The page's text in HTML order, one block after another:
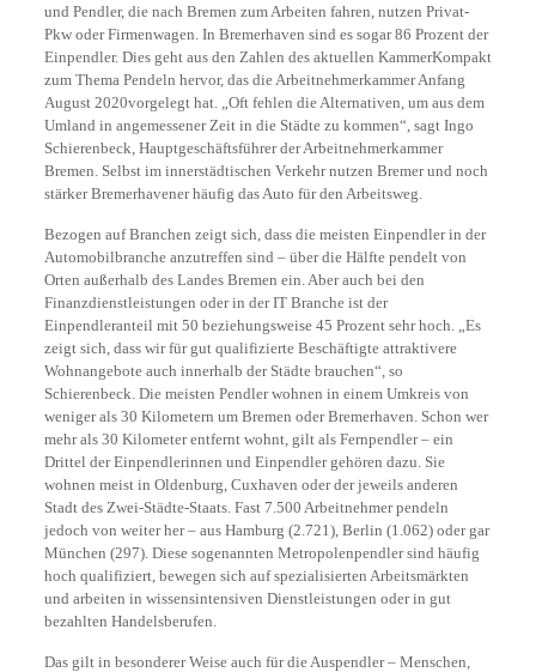
und Pendler, die nach Bremen zum Arbeiten fahren, nutzen Privat-
Pkw oder Firmenwagen. In Bremerhaven sind es sogar 86 Prozent der
Einpendler. Dies geht aus den Zahlen des aktuellen KammerKompakt
zum Thema Pendeln hervor, das die Arbeitnehmerkammer Anfang
August 2020vorgelegt hat. „Oft fehlen die Alternativen, um aus dem
Umland in angemessener Zeit in die Städte zu kommen“, sagt Ingo
Schierenbeck, Hauptgeschäftsführer der Arbeitnehmerkammer
Bremen. Selbst im innerstädtischen Verkehr nutzen Bremer und noch
stärker Bremerhavener häufig das Auto für den Arbeitsweg.
Bezogen auf Branchen zeigt sich, dass die meisten Einpendler in der
Automobilbranche anzutreffen sind – über die Hälfte pendelt von
Orten außerhalb des Landes Bremen ein. Aber auch bei den
Finanzdienstleistungen oder in der IT Branche ist der
Einpendleranteil mit 50 beziehungsweise 45 Prozent sehr hoch. „Es
zeigt sich, dass wir für gut qualifizierte Beschäftigte attraktivere
Wohnangebote auch innerhalb der Städte brauchen“, so
Schierenbeck. Die meisten Pendler wohnen in einem Umkreis von
weniger als 30 Kilometern um Bremen oder Bremerhaven. Schon wer
mehr als 30 Kilometer entfernt wohnt, gilt als Fernpendler – ein
Drittel der Einpendlerinnen und Einpendler gehören dazu. Sie
wohnen meist in Oldenburg, Cuxhaven oder der jeweils anderen
Stadt des Zwei-Städte-Staats. Fast 7.500 Arbeitnehmer pendeln
jedoch von weiter her – aus Hamburg (2.721), Berlin (1.062) oder gar
München (297). Diese sogenannten Metropolenpendler sind häufig
hoch qualifiziert, bewegen sich auf spezialisierten Arbeitsmärkten
und arbeiten in wissensintensiven Dienstleistungen oder in gut
bezahlten Handelsberufen.
Das gilt in besonderer Weise auch für die Auspendler – Menschen,